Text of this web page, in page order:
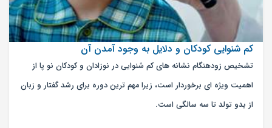
کم شنوایی کودکان و دلایل به وجود آمدن آن
تشخیص زودهنگام نشانه های کم شنوایی در نوزادان و کودکان نو پا از
اهمیت ویژه ای برخوردار است، زیرا مهم ترین دوره برای رشد گفتار و زبان
از بدو تولد تا سه سالگی است.